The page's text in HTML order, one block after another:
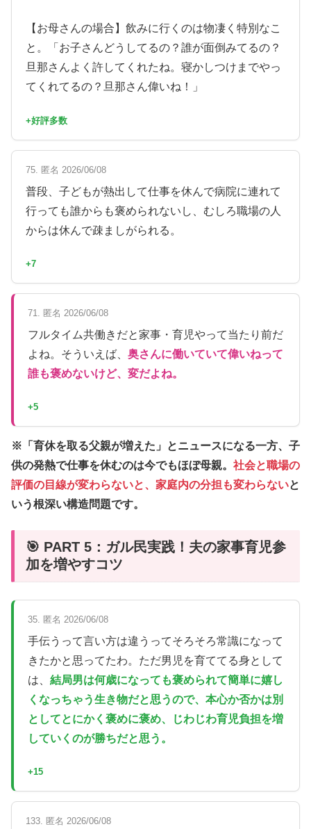
【お母さんの場合】飲みに行くのは物凄く特別なこ
と。「お子さんどうしてるの？誰が面倒みてるの？
旦那さんよく許してくれたね。寝かしつけまでやっ
てくれてるの？旦那さん偉いね！」
+好評多数
75. 匿名 2026/06/08
普段、子どもが熱出して仕事を休んで病院に連れて
行っても誰からも褒められないし、むしろ職場の人
からは休んで疎ましがられる。
+7
71. 匿名 2026/06/08
フルタイム共働きだと家事・育児やって当たり前だ
よね。そういえば、 奥さんに働いていて偉いねって
誰も褒めないけど、変だよね。
+5
※「育休を取る父親が増えた」とニュースになる一方、子
供の発熱で仕事を休むのは今でもほぼ母親。 社会と職場の
評価の目線が変わらないと、家庭内の分担も変わらないと
いう根深い構造問題です。
🎯 PART 5：ガル民実践！夫の家事育児参
加を増やすコツ
35. 匿名 2026/06/08
手伝うって言い方は違うってそろそろ常識になって
きたかと思ってたわ。ただ男児を育ててる身として
は、 結局男は何歳になっても褒められて簡単に嬉し
くなっちゃう生き物だと思うので、本心か否かは別
としてとにかく褒めに褒め、じわじわ育児負担を増
していくのが勝ちだと思う。
+15
133. 匿名 2026/06/08